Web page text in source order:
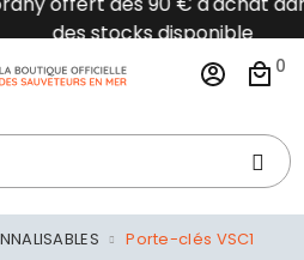
disponible
0
Porte-clés VSC1